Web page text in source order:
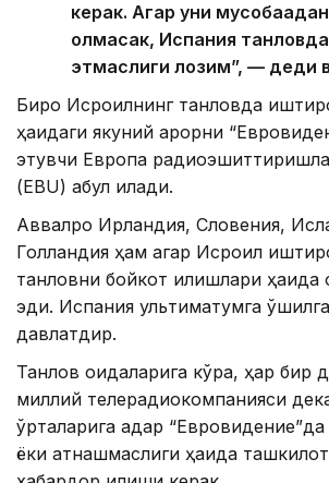
керак. Агар уни мусобақадан
олмасак, Испания
этмаслиги лозим”, — деди
Бироқ Исроилнинг танловда
ҳақидаги якуний қарорни
этувчи Европа
(EBU) қабул қилади.
Аввалроқ Ирландия, Словения,
Голландия ҳам агар Исроил
танловни бойкот қилишлари ҳақида
эди. Испания ультиматумга
давлатдир.
Танлов қоидаларига кўра, ҳар бир
миллий телерадиокомпанияси
ўрталарига қадар
ёки қатнашмаслиги ҳақида